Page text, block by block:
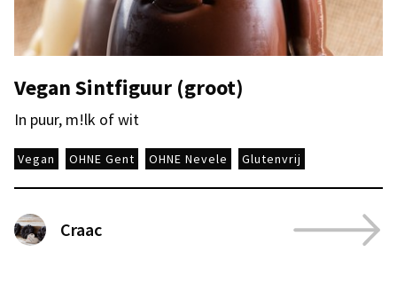
Vegan Sintfiguur (groot)
In puur, m!lk of wit
Vegan OHNE Gent OHNE Nevele Glutenvrij
Craac